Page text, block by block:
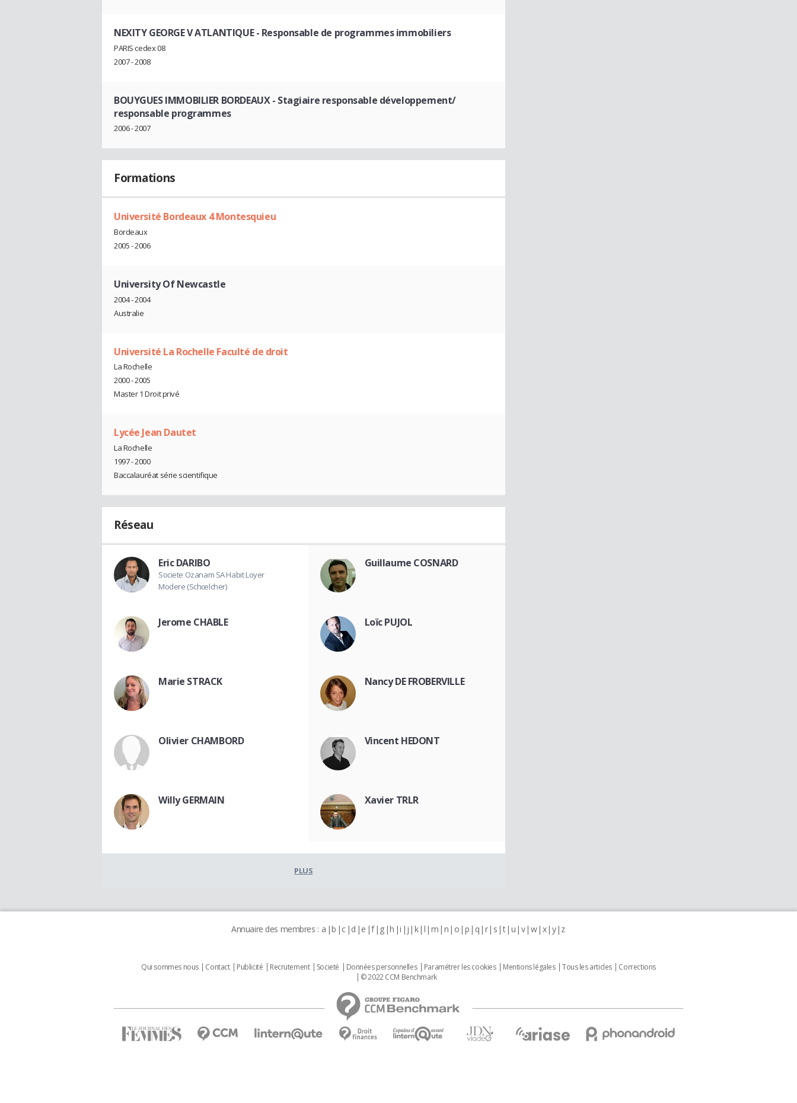
NEXITY GEORGE V ATLANTIQUE- Responsable de programmes immobiliers
PARIS cedex 08
2007 - 2008
BOUYGUES IMMOBILIER BORDEAUX- Stagiaire responsable développement/
responsable programmes
2006 - 2007
Formations
Université Bordeaux 4 Montesquieu
Bordeaux
2005 - 2006
University Of Newcastle
2004 - 2004
Australie
Université La Rochelle Faculté de droit
La Rochelle
2000 - 2005
Master 1 Droit privé
Lycée Jean Dautet
La Rochelle
1997 - 2000
Baccalauréat série scientifique
Réseau
Eric DARIBO
Societe Ozanam SA Habit Loyer
Modere (Schœlcher)
Guillaume COSNARD
Jerome CHABLE Loïc PUJOL
Marie STRACK Nancy DE FROBERVILLE
Olivier CHAMBORD Vincent HEDONT
Willy GERMAIN Xavier TRLR
PLUS
Annuaire des membres : a b c d e f g h i j k l m n o p q r s t u v w x y z
Qui sommes nous Contact Publicité Recrutement Societé Données personnelles Paramétrer les cookies Mentions légales Tous les articles
Corrections
© 2022 CCM Benchmark